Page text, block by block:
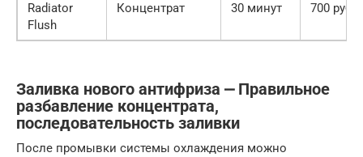
Radiator
Flush
Концентрат 30 минут 700 руб.
Заливка нового антифриза ⎼ Правильное
разбавление концентрата,
последовательность заливки
После промывки системы охлаждения можно